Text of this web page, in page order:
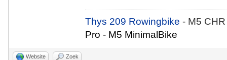
Thys 209 Rowingbike- M5
Pro - M5 MinimalBike
Website Zoek